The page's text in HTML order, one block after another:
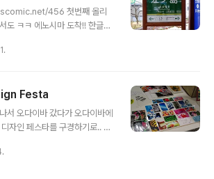
456 첫번째 올리
도 ㅋㅋ 에노시마 도착!! 한글이
마! 사진에 있는 사람들은 같은
도 많이 나오는 거리인데 ㅋㅋ
서 한장~ 본의 아니게 두분이
와서! 건너온 다리부터 상점가
(에마) 아직 쌀쌀한 늦겨울인
Festa
서 오다이바 갔다가 오다이바에
자인 페스타를 구경하기로.. 내
이 엄청 많아서 5시쯤에 간 우